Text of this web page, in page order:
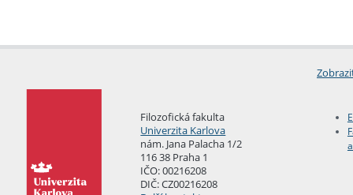
Filozofická fakulta
Univerzita Karlova
nám. Jana Palacha 1/2
116 38 Praha 1
IČO: 00216208
DIČ: CZ00216208